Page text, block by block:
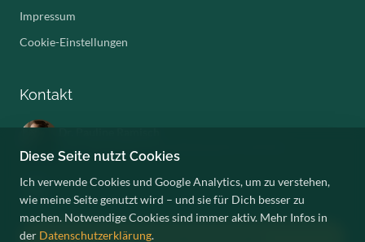
Impressum
Cookie-Einstellungen
Kontakt
Kostenloses Erstgespräch anfragen
Diese Seite nutzt Cookies
Ich verwende Cookies und Google Analytics, um zu verstehen,
wie meine Seite genutzt wird – und sie für Dich besser zu
machen. Notwendige Cookies sind immer aktiv. Mehr Infos in
der Datenschutzerklärung.